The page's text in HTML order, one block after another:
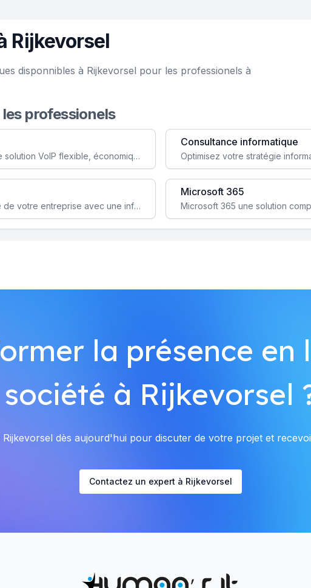
Rijkevorsel
disponnibles à Rijkevorsel pour les professionels à
professionels
Simplifiez votre communication avec une solution VoIP flexible, économique et adaptée à vos besoins professionnels.
Consultance informatique
Garantissez la stabilité et la performance de votre entreprise avec une infrastructure IT sécurisée et évolutive.
Microsoft 365
la présence en
société à Rijkevorsel
dès aujourd'hui pour discuter de votre projet et
Contactez un expert à Rijkevorsel